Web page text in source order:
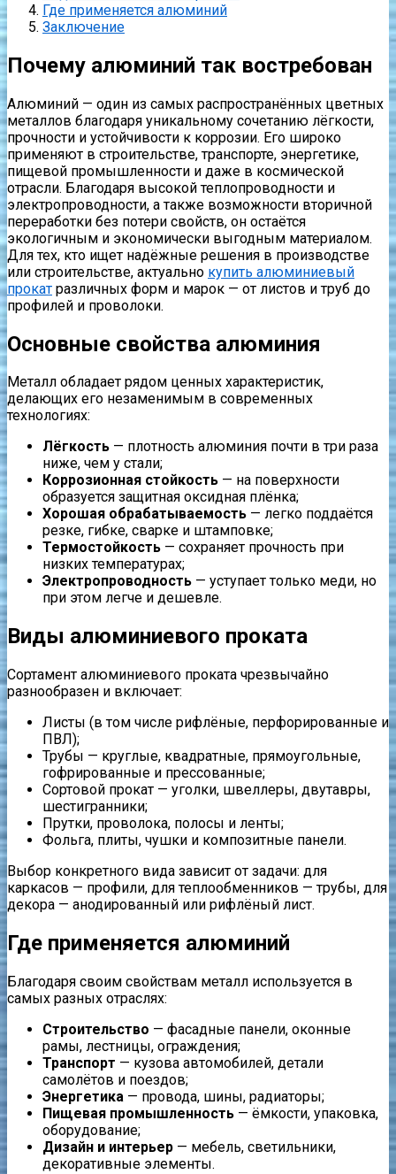
Где применяется алюминий
Заключение
Почему алюминий так востребован
Алюминий — один из самых распространённых цветных
металлов благодаря уникальному сочетанию лёгкости,
прочности и устойчивости к коррозии. Его широко
применяют в строительстве, транспорте, энергетике,
пищевой промышленности и даже в космической
отрасли. Благодаря высокой теплопроводности и
электропроводности, а также возможности вторичной
переработки без потери свойств, он остаётся
экологичным и экономически выгодным материалом.
Для тех, кто ищет надёжные решения в производстве
или строительстве, актуально купить алюминиевый
прокат различных форм и марок — от листов и труб до
профилей и проволоки.
Основные свойства алюминия
Металл обладает рядом ценных характеристик,
делающих его незаменимым в современных
технологиях:
Лёгкость — плотность алюминия почти в три раза
ниже, чем у стали;
Коррозионная стойкость — на поверхности
образуется защитная оксидная плёнка;
Хорошая обрабатываемость — легко поддаётся
резке, гибке, сварке и штамповке;
Термостойкость — сохраняет прочность при
низких температурах;
Электропроводность — уступает только меди, но
при этом легче и дешевле.
Виды алюминиевого проката
Сортамент алюминиевого проката чрезвычайно
разнообразен и включает:
Листы (в том числе рифлёные, перфорированные и
ПВЛ);
Трубы — круглые, квадратные, прямоугольные,
гофрированные и прессованные;
Сортовой прокат — уголки, швеллеры, двутавры,
шестигранники;
Прутки, проволока, полосы и ленты;
Фольга, плиты, чушки и композитные панели.
Выбор конкретного вида зависит от задачи: для
каркасов — профили, для теплообменников — трубы, для
декора — анодированный или рифлёный лист.
Где применяется алюминий
Благодаря своим свойствам металл используется в
самых разных отраслях:
Строительство — фасадные панели, оконные
рамы, лестницы, ограждения;
Транспорт — кузова автомобилей, детали
самолётов и поездов;
Энергетика — провода, шины, радиаторы;
Пищевая промышленность — ёмкости, упаковка,
оборудование;
Дизайн и интерьер — мебель, светильники,
декоративные элементы.